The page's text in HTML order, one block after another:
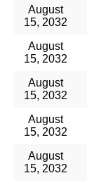
August
15, 2032
August
15, 2032
August
15, 2032
August
15, 2032
August
15, 2032